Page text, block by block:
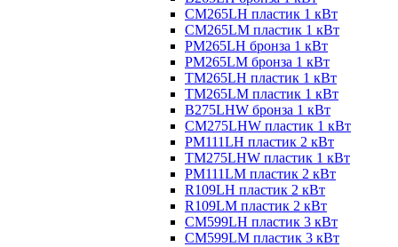
CM265LH пластик 1 кВт
CM265LM пластик 1 кВт
PM265LH бронза 1 кВт
PM265LM бронза 1 кВт
TM265LH пластик 1 кВт
TM265LM пластик 1 кВт
B275LHW бронза 1 кВт
CM275LHW пластик 1 кВт
PM111LH пластик 2 кВт
TM275LHW пластик 1 кВт
PM111LM пластик 2 кВт
R109LH пластик 2 кВт
R109LM пластик 2 кВт
CM599LH пластик 3 кВт
CM599LM пластик 3 кВт